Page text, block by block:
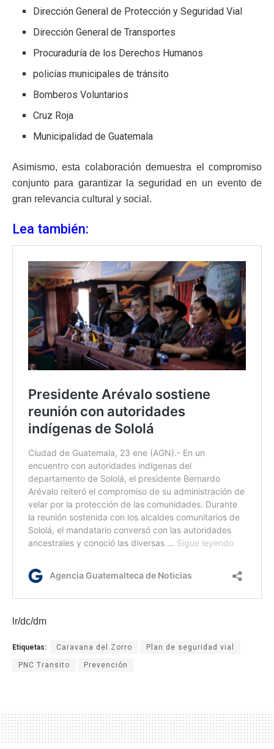
Dirección General de Protección y Seguridad Vial
Dirección General de Transportes
Procuraduría de los Derechos Humanos
policías municipales de tránsito
Bomberos Voluntarios
Cruz Roja
Municipalidad de Guatemala
Asimismo, esta colaboración demuestra el compromiso
conjunto para garantizar la seguridad en un evento de
gran relevancia cultural y social.
Lea también:
lr/dc/dm
Etiquetas: Caravana del Zorro Plan de seguridad vial
PNC Transito Prevención